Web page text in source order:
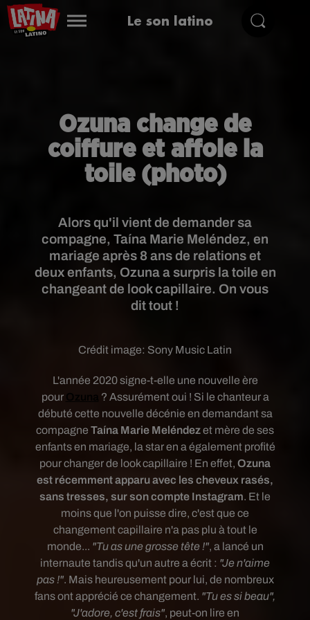
Le son latino
Ozuna change de
coiffure et affole la
toile (photo)
Alors qu'il vient de demander sa
compagne, Taína Marie Meléndez, en
mariage après 8 ans de relations et
deux enfants, Ozuna a surpris la toile en
changeant de look capillaire. On vous
dit tout !
Crédit image: Sony Music Latin
L'année 2020 signe-t-elle une nouvelle ère
pour
? Assurément oui ! Si le chanteur a
débuté cette nouvelle décénie en demandant sa
compagne Taína Marie Meléndezet mère de ses
enfants en mariage, la star en a également profité
pour changer de look capillaire ! En effet, Ozuna
est récemment apparu avec les cheveux rasés,
sans tresses, sur son compte Instagram. Et le
moins que l'on puisse dire, c'est que ce
changement capillaire n'a pas plu à tout le
monde... "Tu as une grosse tête !", a lancé un
internaute tandis qu'un autre a écrit : "Je n'aime
pas !". Mais heureusement pour lui, de nombreux
fans ont apprécié ce changement. "Tu es si beau",
"J'adore, c'est frais", peut-on lire en